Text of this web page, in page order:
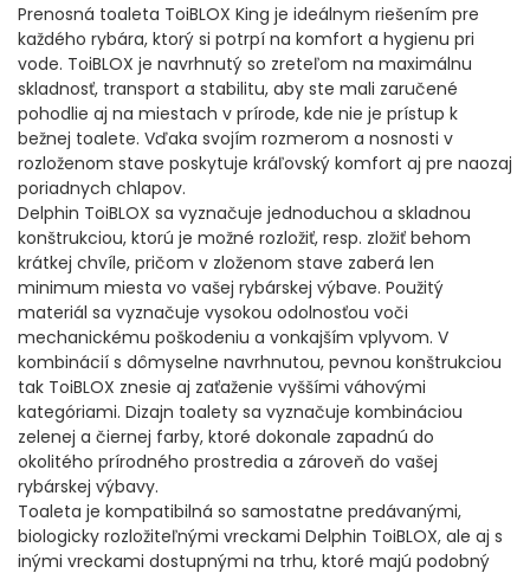
Prenosná toaleta ToiBLOX King je ideálnym riešením pre
každého rybára, ktorý si potrpí na komfort a hygienu pri
vode. ToiBLOX je navrhnutý so zreteľom na maximálnu
skladnosť, transport a stabilitu, aby ste mali zaručené
pohodlie aj na miestach v prírode, kde nie je prístup k
bežnej toalete. Vďaka svojím rozmerom a nosnosti v
rozloženom stave poskytuje kráľovský komfort aj pre naozaj
poriadnych chlapov.
Delphin ToiBLOX sa vyznačuje jednoduchou a skladnou
konštrukciou, ktorú je možné rozložiť, resp. zložiť behom
krátkej chvíle, pričom v zloženom stave zaberá len
minimum miesta vo vašej rybárskej výbave. Použitý
materiál sa vyznačuje vysokou odolnosťou voči
mechanickému poškodeniu a vonkajším vplyvom. V
kombinácií s dômyselne navrhnutou, pevnou konštrukciou
tak ToiBLOX znesie aj zaťaženie vyššími váhovými
kategóriami. Dizajn toalety sa vyznačuje kombináciou
zelenej a čiernej farby, ktoré dokonale zapadnú do
okolitého prírodného prostredia a zároveň do vašej
rybárskej výbavy.
Toaleta je kompatibilná so samostatne predávanými,
biologicky rozložiteľnými vreckami Delphin ToiBLOX, ale aj s
inými vreckami dostupnými na trhu, ktoré majú podobný
DOPLNKY K NAVIJAKOM
SPODOVÉ NAVIJAKY
BIŽUTÉRIA
VLASCE, ŠNÚRY, PLETENKY
HÁČIKY
OBRATLÍKY A KARABÍNKY
MONTÁŽE A KLIPY
hotové náväzce
HADIČKY, PREVLEKY, ROVNÁTKA